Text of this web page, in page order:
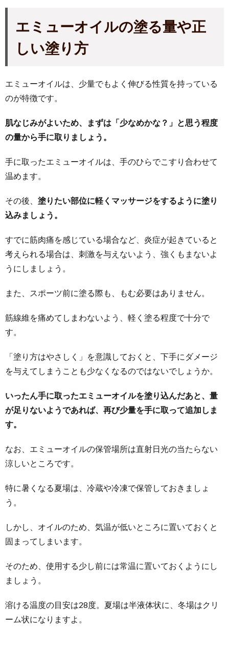
エミューオイルの塗る量や正
しい塗り方
エミューオイルは、少量でもよく伸びる性質を持っている
のが特徴です。
肌なじみがよいため、まずは「少なめかな？」と思う程度
の量から手に取りましょう。
手に取ったエミューオイルは、手のひらでこすり合わせて
温めます。
その後、 塗りたい部位に軽くマッサージをするように塗り
込みましょう。
すでに筋肉痛を感じている場合など、炎症が起きていると
考えられる場合は、刺激を与えないよう、強くもまないよ
うにしましょう。
また、スポーツ前に塗る際も、もむ必要はありません。
筋線維を痛めてしまわないよう、軽く塗る程度で十分で
す。
「塗り方はやさしく」を意識しておくと、下手にダメージ
を与えてしまうことも少なくなるのではないでしょうか。
いったん手に取ったエミューオイルを塗り込んだあと、量
が足りないようであれば、再び少量を手に取って追加しま
す。
なお、エミューオイルの保管場所は直射日光の当たらない
涼しいところです。
特に暑くなる夏場は、冷蔵や冷凍で保管しておきましょ
う。
しかし、オイルのため、気温が低いところに置いておくと
固まってしまいます。
そのため、使用する少し前には常温に置いておくようにし
ましょう。
溶ける温度の目安は28度。夏場は半液体状に、冬場はクリ
ーム状になりますよ。